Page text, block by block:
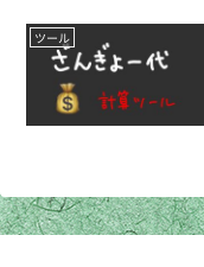
ツール